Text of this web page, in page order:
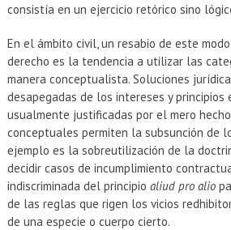
consistía en un ejercicio retórico sino
En el ámbito civil, un resabio de este
derecho es la tendencia a utilizar las
manera conceptualista. Soluciones
desapegadas de los intereses y principios
usualmente justificadas por el mero
conceptuales permiten la subsunción de
ejemplo es la sobreutilización de la
decidir casos de incumplimiento
indiscriminada del principio aliud pro alio
de las reglas que rigen los vicios
de una especie o cuerpo cierto.